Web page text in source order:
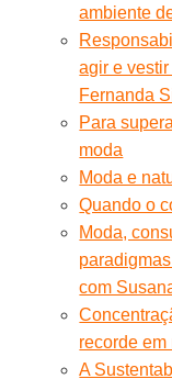
ambiente
agir e
Fernanda
Para
moda
Moda e
Quando o
Moda,
com
recorde
A